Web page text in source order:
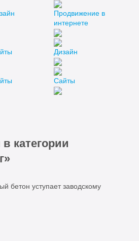
Продвижение в
интернете
Дизайн
Сайты
категории